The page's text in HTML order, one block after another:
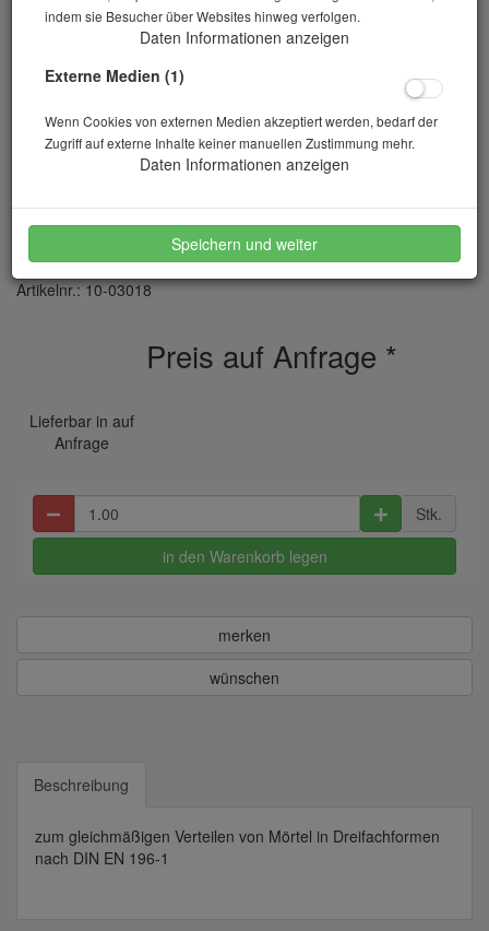
Verteilerschablone
Artikelnr.: 10-03018
Preis auf Anfrage *
Lieferbar in auf
Anfrage
Stk.
in den Warenkorb legen
merken
wünschen
Beschreibung
zum gleichmäßigen Verteilen von Mörtel in Dreifachformen
nach DIN EN 196-1
indem sie Besucher über Websites hinweg verfolgen.
Daten Informationen anzeigen
Externe Medien (1)
Wenn Cookies von externen Medien akzeptiert werden, bedarf der
Zugriff auf externe Inhalte keiner manuellen Zustimmung mehr.
Daten Informationen anzeigen
Speichern und weiter